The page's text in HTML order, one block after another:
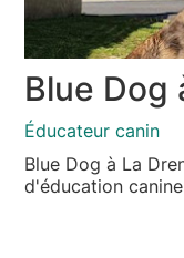
Blue Dog
Éducateur canin
Blue Dog à La
d'éducation canine